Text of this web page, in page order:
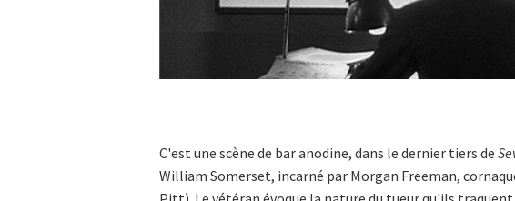
C'est une scène de bar anodine, dans le dernier tiers de
William Somerset, incarné par Morgan Freeman,